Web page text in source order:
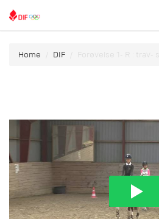
Home DIF Forøvelse 1- R : trav-